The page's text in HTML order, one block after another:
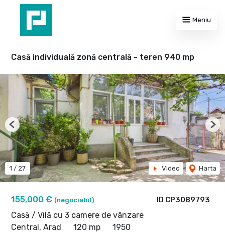
Meniu
Casă individuală zonă centrală - teren 940 mp
ID CP3089793
155,000 € (negociabil)
Casă / Vilă cu 3 camere de vânzare
Central, Arad
120 mp 1950
1 / 27 Video Harta
Previous